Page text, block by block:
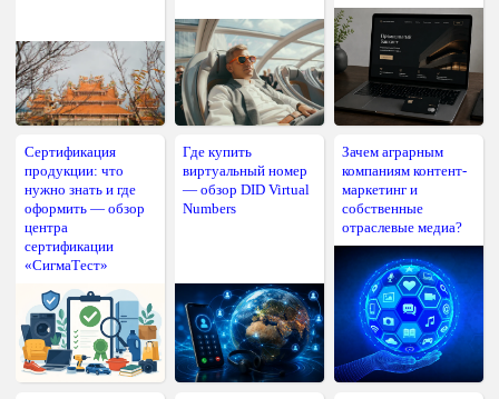
Сертификация
продукции: что
нужно знать и где
оформить — обзор
центра
сертификации
«СигмаТест»
Где купить
виртуальный номер
— обзор DID Virtual
Numbers
Зачем аграрным
компаниям контент-
маркетинг и
собственные
отраслевые медиа?